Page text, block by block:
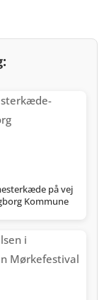
på vej
Kommune